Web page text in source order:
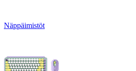
Näppäimistöt